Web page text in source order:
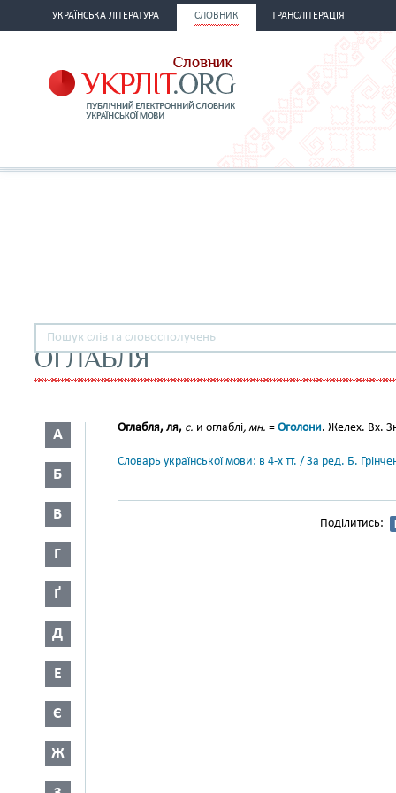
УКРАЇНСЬКА ЛІТЕРАТУРА СЛОВНИК ТРАНСЛІТЕРАЦІЯ
ОГЛАБЛЯ
А
Б
В
Г
Ґ
Д
Е
Є
Ж
Оглабля, ля, с. и оглаблі, мн. = Оголони. Желех. Вх.
Словарь української мови: в 4-х тт. / За ред. Б.
Поділитись: